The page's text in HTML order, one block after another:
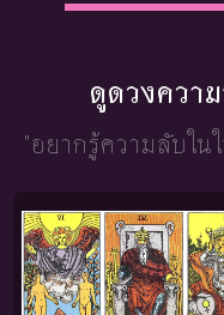
ดูดวงควา
"อยากรู้ความลับใน